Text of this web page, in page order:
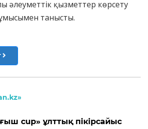
әлеуметтік қызметтер көрсету
танысты.
сup» ұлттық пікірсайыс